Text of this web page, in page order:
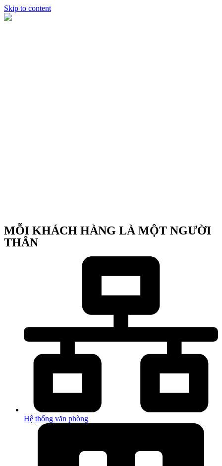
Skip to content
MỖI KHÁCH HÀNG LÀ MỘT NGƯỜI
THÂN
Hệ thống văn phòng